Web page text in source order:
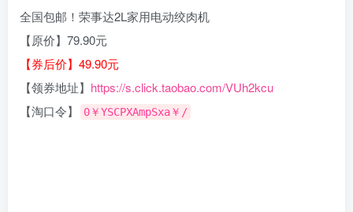
全国包邮！荣事达2L家用电动绞肉机
【原价】79.90元
【券后价】49.90元
【领券地址】 https://s.click.taobao.com/VUh2kcu
【淘口令】
0￥YSCPXAmpSxa￥/